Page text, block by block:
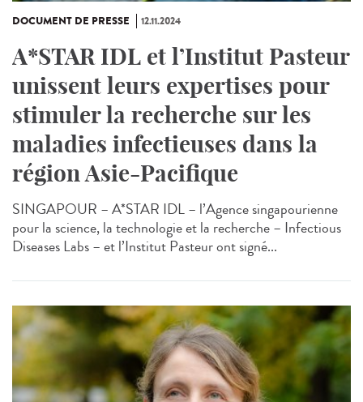
DOCUMENT DE PRESSE 12.11.2024
A*STAR IDL et l’Institut Pasteur
unissent leurs expertises pour
stimuler la recherche sur les
maladies infectieuses dans la
région Asie-Pacifique
SINGAPOUR – A*STAR IDL – l’Agence singapourienne
pour la science, la technologie et la recherche – Infectious
Diseases Labs – et l’Institut Pasteur ont signé...